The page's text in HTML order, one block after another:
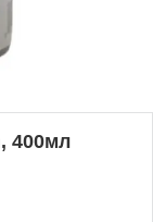
400мл